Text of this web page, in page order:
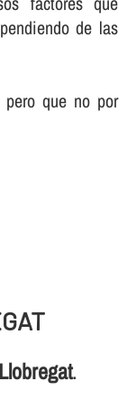
de las
pero que no por
.